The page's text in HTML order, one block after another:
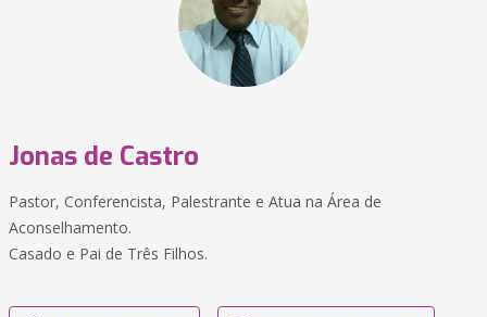
Jonas de Castro
Pastor, Conferencista, Palestrante e Atua na Área de
Aconselhamento.
Casado e Pai de Três Filhos.